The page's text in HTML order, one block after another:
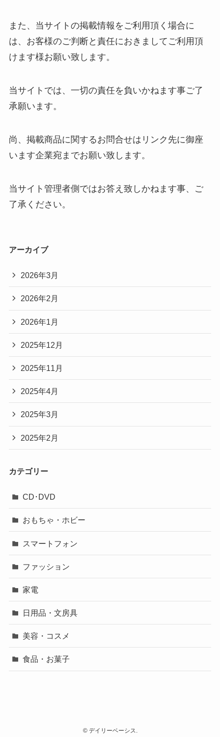
また、当サイトの掲載情報をご利用頂く場合に
は、お客様のご判断と責任におきましてご利用頂
けます様お願い致します。
当サイトでは、一切の責任を負いかねます事ご了
承願います。
尚、掲載商品に関するお問合せはリンク先に御座
います企業宛までお願い致します。
当サイト管理者側ではお答え致しかねます事、ご
了承ください。
アーカイブ
2026年3月
2026年2月
2026年1月
2025年12月
2025年11月
2025年4月
2025年3月
2025年2月
カテゴリー
CD･DVD
おもちゃ・ホビー
スマートフォン
ファッション
家電
日用品・文房具
美容・コスメ
食品・お菓子
©デイリーベーシス.